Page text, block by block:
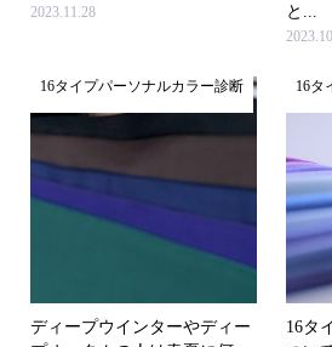
2023.11.28 と...
16タイプパーソナルカラー診断
ディープウインターやディー
16タ
16タ